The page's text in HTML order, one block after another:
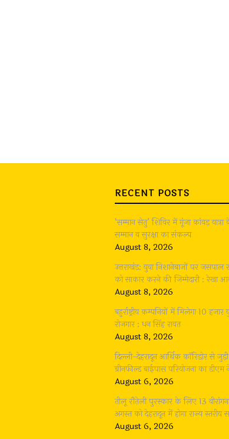
RECENT POSTS
‘सम्मान सेतु’ शिविर में गूंजा कांवड़ यात्रा
सम्मान व सुरक्षा का संकल्प
August 8, 2026
उत्तराखंड: युवा निशानेबाजों पर
को साकार करने की जिम्मेदारी : रेखा
August 8, 2026
बहुर्राष्ट्रीय कम्पनियों में मिलेगा 10
रोजगार : धन सिंह रावत
August 8, 2026
दिल्ली-देहरादून आर्थिक कॉरिडोर से
ग्रीनफील्ड बाईपास परियोजना का डीएम
August 6, 2026
तीलू रौतेली पुरस्कार के लिए 13
अगस्त को देहरादून में होगा राज्य स्तरीय
August 6, 2026